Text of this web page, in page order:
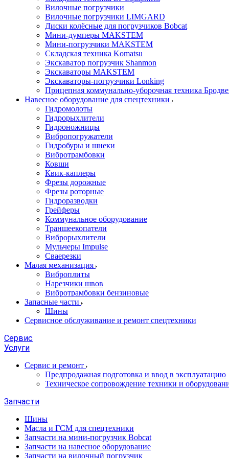
Вилочные погрузчики
Вилочные погрузчики LIMGARD
Диски колёсные для погрузчиков Bobcat
Мини-думперы MAKSTEM
Мини-погрузчики MAKSTEM
Складская техника Komatsu
Экскаватор погрузчик Shanmon
Экскаваторы MAKSTEM
Экскаваторы-погрузчики Lonking
Прицепная коммунально-уборочная техника
Навесное оборудование для спецтехники
Гидромолоты
Гидрорыхлители
Гидроножницы
Вибропогружатели
Гидробуры и шнеки
Вибротрамбовки
Ковши
Квик-каплеры
Фрезы дорожные
Фрезы роторные
Гидроразводки
Грейферы
Коммунальное оборудование
Траншеекопатели
Виброрыхлители
Мульчеры Impulse
Сваерезки
Малая механизация
Виброплиты
Нарезчики швов
Вибротрамбовки бензиновые
Запасные части
Шины
Сервисное обслуживание и ремонт спецтехники
Сервис
Услуги
Сервис и ремонт
Предпродажная подготовка и ввод в эксплуатацию
Техническое сопровождение техники и
Запчасти
Шины
Масла и ГСМ для спецтехники
Запчасти на мини-погрузчик Bobcat
Запчасти на навесное оборудование
Запчасти на вилочный погрузчик